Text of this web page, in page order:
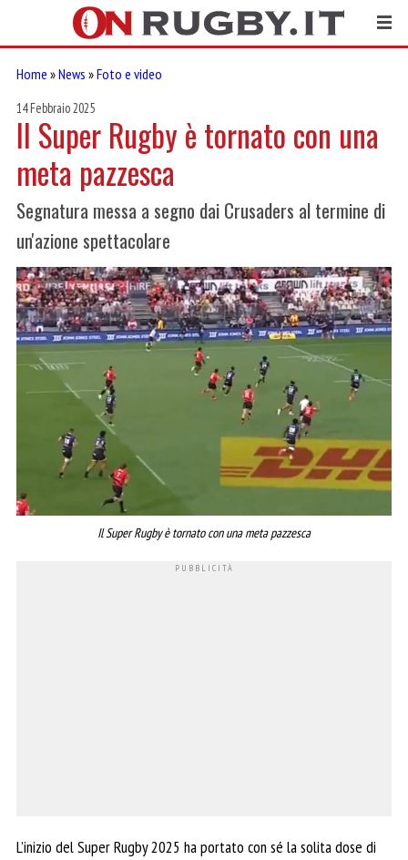
Home »News »Foto e video
14 Febbraio 2025
Il Super Rugby è tornato con una
meta pazzesca
Segnatura messa a segno dai Crusaders al termine di
un'azione spettacolare
Il Super Rugby è tornato con una meta pazzesca
L’inizio del Super Rugby 2025 ha portato con sé la solita dose di